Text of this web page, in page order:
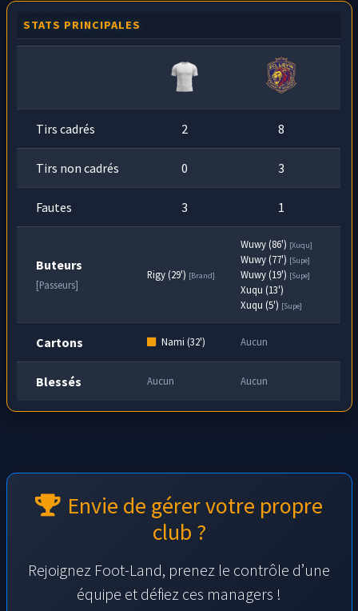
min ciseau catapulte le ballon dans le soupirail.
STATS PRINCIPALES
Tirs cadrés 2 8
Tirs non cadrés 0 3
Fautes 3 1
Buteurs
[Passeurs]
Rigy (29') [Brand]
Wuwy (86') [Xuqu]
Wuwy (77') [Supe]
Wuwy (19') [Supe]
Xuqu (13')
Xuqu (5') [Supe]
Cartons Nami (32') Aucun
Blessés Aucun Aucun
Envie de gérer votre propre
club ?
Rejoignez Foot-Land, prenez le contrôle d’une
équipe et défiez ces managers !